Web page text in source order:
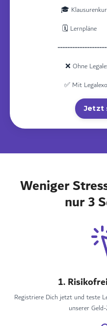
🎓
🗓️
❌ Ohne
✅ Mit
Jetzt
Weniger
nur 3
1.
Registriere Dich jetzt und teste
unserer